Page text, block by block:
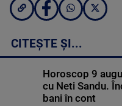
CITEȘTE ȘI...
Horoscop 9
cu Neti Sandu.
bani în cont